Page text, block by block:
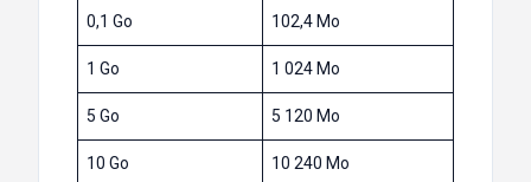
0,1 Go 102,4 Mo
1 Go 1 024 Mo
5 Go 5 120 Mo
10 Go 10 240 Mo